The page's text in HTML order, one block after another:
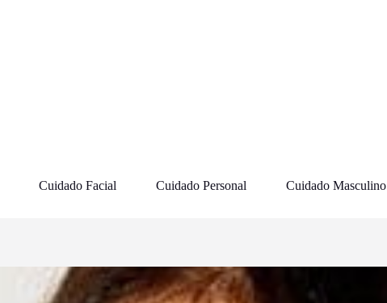
Cuidado Facial Cuidado Personal Cuidado Masculino